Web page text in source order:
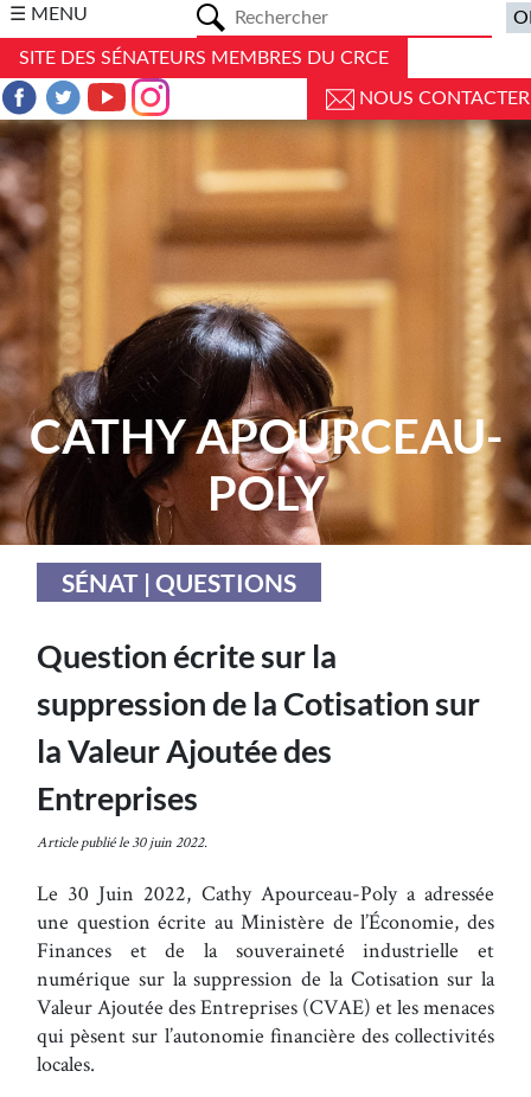
☰ MENU
SITE DES SÉNATEURS MEMBRES DU CRCE
NOUS CONTACTER
CATHY APOURCEAU-
POLY
SÉNAT | QUESTIONS
Question écrite sur la
suppression de la Cotisation sur
la Valeur Ajoutée des
Entreprises
Article publié le 30 juin 2022.
Le 30 Juin 2022, Cathy Apourceau-Poly a adressée
une question écrite au Ministère de l’Économie, des
Finances et de la souveraineté industrielle et
numérique sur la suppression de la Cotisation sur la
Valeur Ajoutée des Entreprises (CVAE) et les menaces
qui pèsent sur l’autonomie financière des collectivités
locales.